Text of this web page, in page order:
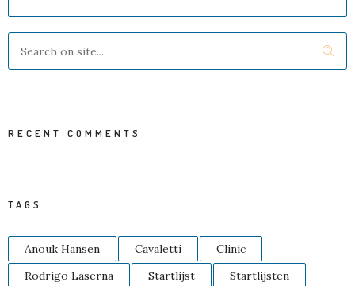
RECENT COMMENTS
TAGS
Anouk Hansen Cavaletti
Clinic
Rodrigo Laserna
Startlijst Startlijsten